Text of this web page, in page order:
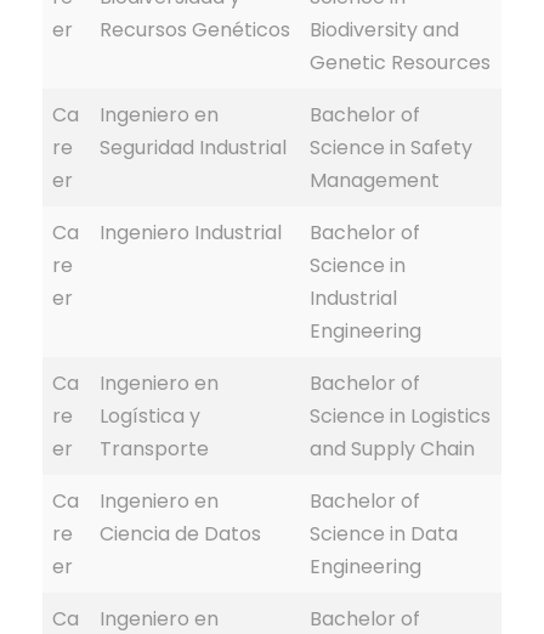
er
Recursos Genéticos
Biodiversity and
Genetic Resources
Ca
re
er
Ingeniero en
Seguridad Industrial
Bachelor of
Science in Safety
Management
Ca
re
er
Ingeniero Industrial
Bachelor of
Science in
Industrial
Engineering
Ca
re
er
Ingeniero en
Logística y
Transporte
Bachelor of
Science in Logistics
and Supply Chain
Ca
re
er
Ingeniero en
Ciencia de Datos
Bachelor of
Science in Data
Engineering
Ca
Ingeniero en
Bachelor of